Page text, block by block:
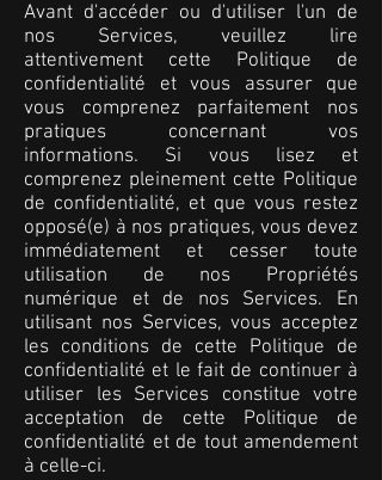
Avant d'accéder ou d'utiliser l'un de
nos Services, veuillez lire
attentivement cette Politique de
confidentialité et vous assurer que
vous comprenez parfaitement nos
pratiques concernant vos
informations. Si vous lisez et
comprenez pleinement cette Politique
de confidentialité, et que vous restez
opposé(e) à nos pratiques, vous devez
immédiatement et cesser toute
utilisation de nos Propriétés
numérique et de nos Services. En
utilisant nos Services, vous acceptez
les conditions de cette Politique de
confidentialité et le fait de continuer à
utiliser les Services constitue votre
acceptation de cette Politique de
confidentialité et de tout amendement
à celle-ci.